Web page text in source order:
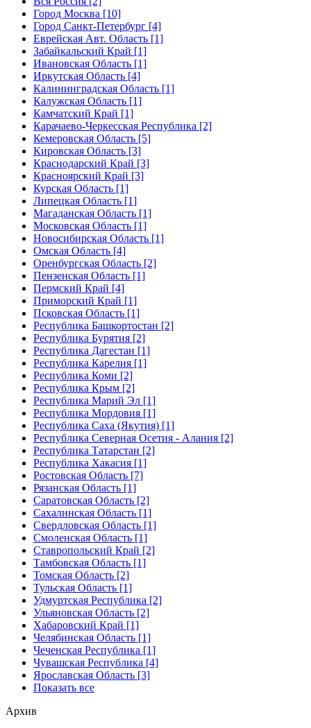
Город Москва [10]
Город Санкт-Петербург [4]
Еврейская Авт. Область [1]
Забайкальский Край [1]
Ивановская Область [1]
Иркутская Область [4]
Калининградская Область [1]
Калужская Область [1]
Камчатский Край [1]
Карачаево-Черкесская Республика [2]
Кемеровская Область [5]
Кировская Область [3]
Краснодарский Край [3]
Красноярский Край [3]
Курская Область [1]
Липецкая Область [1]
Магаданская Область [1]
Московская Область [1]
Новосибирская Область [1]
Омская Область [4]
Оренбургская Область [2]
Пензенская Область [1]
Пермский Край [4]
Приморский Край [1]
Псковская Область [1]
Республика Башкортостан [2]
Республика Бурятия [2]
Республика Дагестан [1]
Республика Карелия [1]
Республика Коми [2]
Республика Крым [2]
Республика Марий Эл [1]
Республика Мордовия [1]
Республика Саха (Якутия) [1]
Республика Северная Осетия - Алания [2]
Республика Татарстан [2]
Республика Хакасия [1]
Ростовская Область [7]
Рязанская Область [1]
Саратовская Область [2]
Сахалинская Область [1]
Свердловская Область [1]
Смоленская Область [1]
Ставропольский Край [2]
Тамбовская Область [1]
Томская Область [2]
Тульская Область [1]
Удмуртская Республика [2]
Ульяновская Область [2]
Хабаровский Край [1]
Челябинская Область [1]
Чеченская Республика [1]
Чувашская Республика [4]
Ярославская Область [3]
Показать все
Архив